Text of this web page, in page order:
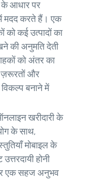
के आधार पर
में मदद करते हैं। एक
को कई उत्पादों का
की अनुमति देती
को अंतर का
और
बनाने में
खरीदारी के
के साथ,
मोबाइल के
होनी
एक सहज अनुभव